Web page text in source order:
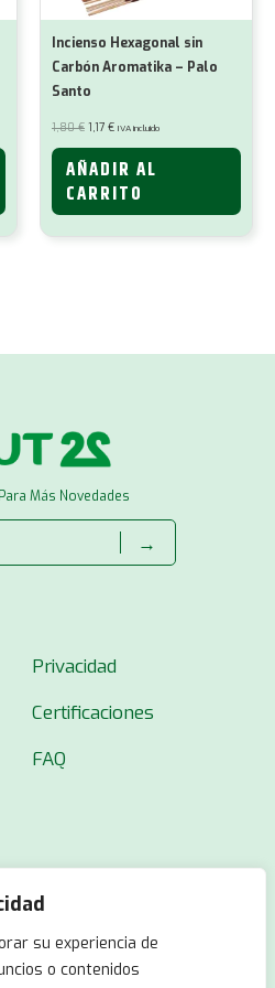
su experiencia de
o contenidos
Incienso Hexagonal sin
Carbón Aromatika – Palo
Santo
1,80€ El
precio
original
1,80 €.
1,17 €El
actual
1,17 €.
IVA incluido
AÑADIR AL
CARRITO
Más Novedades
→
Privacidad
Certificaciones
FAQ